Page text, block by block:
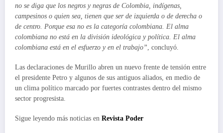
no se diga que los negros y negras de Colombia, indígenas,
campesinos o quien sea, tienen que ser de izquierda o de derecha o
de centro. Porque esa no es la categoría colombiana. El alma
colombiana no está en la división ideológica y política. El alma
colombiana está en el esfuerzo y en el trabajo”, concluyó.
Las declaraciones de Murillo abren un nuevo frente de tensión entre
el presidente Petro y algunos de sus antiguos aliados, en medio de
un clima político marcado por fuertes contrastes dentro del mismo
sector progresista.
Sigue leyendo más noticias en Revista Poder